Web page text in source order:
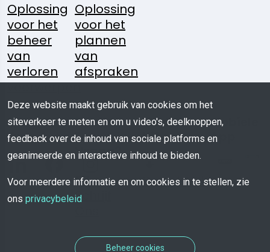
Oplossing
voor het
beheer
van
verloren
voorwerpen
Oplossing
voor het
plannen
van
afspraken
Volg
Ons:
Heeft U
Een
Vraag?
Schrijf
Media
Kit
Download
Mobiele
App
Deze website maakt gebruik van cookies om het
siteverkeer te meten en om u video's, deelknoppen,
feedback over de inhoud van sociale platforms en
geanimeerde en interactieve inhoud te bieden.
Voor meerdere informatie en om cookies in te stellen, zie
ons privacybeleid
Beheer cookies